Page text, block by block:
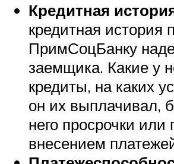
Кредитная
кредитная история
ПримСоцБанку
заемщика. Какие у
кредиты, на каких
он их выплачивал,
него просрочки
внесением